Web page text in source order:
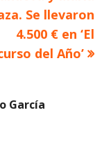
Se llevaron
4.500 € en ‘El
del Año’
García